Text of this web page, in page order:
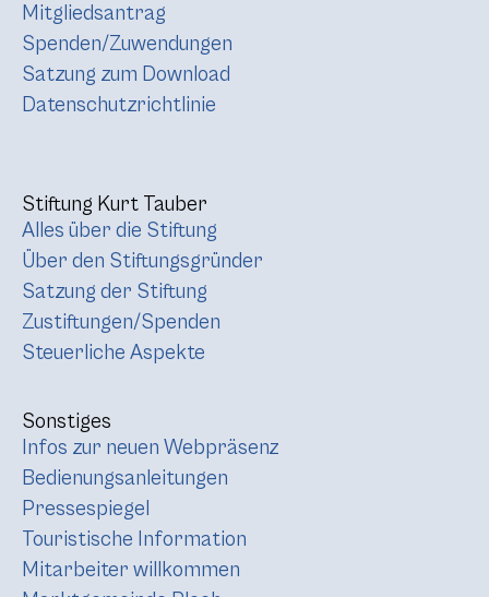
Mitgliedsantrag
Spenden/Zuwendungen
Satzung zum Download
Datenschutzrichtlinie
Stiftung Kurt Tauber
Alles über die Stiftung
Über den Stiftungsgründer
Satzung der Stiftung
Zustiftungen/Spenden
Steuerliche Aspekte
Sonstiges
Infos zur neuen Webpräsenz
Bedienungsanleitungen
Pressespiegel
Touristische Information
Mitarbeiter willkommen